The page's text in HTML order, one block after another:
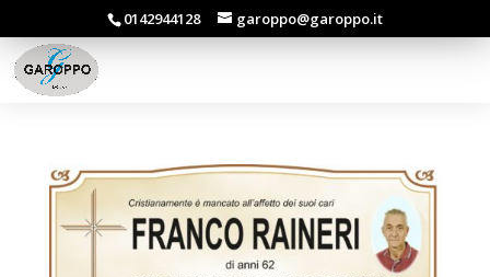
0142944128 garoppo@garoppo.it